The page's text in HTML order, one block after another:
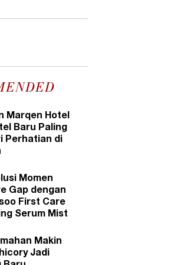
Marqen Hotel
Baru Paling
Perhatian di
Momen
Gap dengan
First Care
Serum Mist
Makin
Jadi